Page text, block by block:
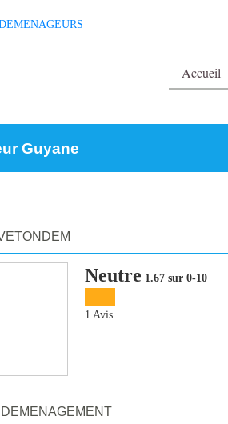
Accueil
Guyane
Neutre 1.67 sur 0-10
1 Avis.